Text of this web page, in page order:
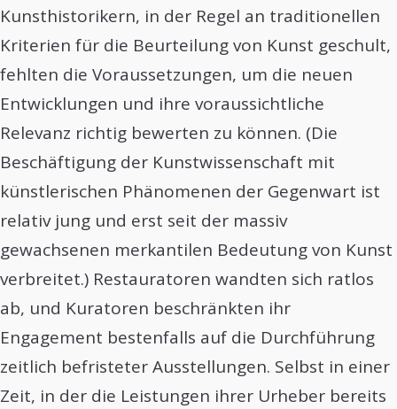
Kunsthistorikern, in der Regel an traditionellen
Kriterien für die Beurteilung von Kunst geschult,
fehlten die Voraussetzungen, um die neuen
Entwicklungen und ihre voraussichtliche
Relevanz richtig bewerten zu können. (Die
Beschäftigung der Kunstwissenschaft mit
künstlerischen Phänomenen der Gegenwart ist
relativ jung und erst seit der massiv
gewachsenen merkantilen Bedeutung von Kunst
verbreitet.) Restauratoren wandten sich ratlos
ab, und Kuratoren beschränkten ihr
Engagement bestenfalls auf die Durchführung
zeitlich befristeter Ausstellungen. Selbst in einer
Zeit, in der die Leistungen ihrer Urheber bereits